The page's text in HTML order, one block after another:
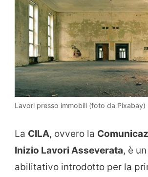
Lavori presso immobili (foto da Pixabay)
La CILA, ovvero la
Inizio Lavori Asseverata, è
abilitativo introdotto per la